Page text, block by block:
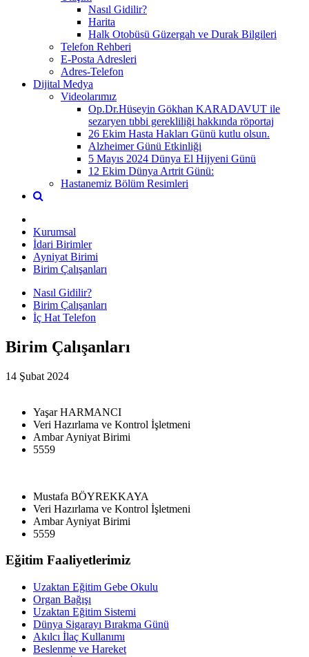
Nasıl Gidilir?
Harita
Halk Otobüsü Güzergah ve Durak Bilgileri
Telefon Rehberi
E-Posta Adresleri
Adres-Telefon
Dijital Medya
Videolarımız
Op.Dr.Hüseyin Gökhan KARADAVUT ile
sezaryen tıbbi gerekliliği hakkında röportaj
26 Ekim Hasta Hakları Günü kutlu olsun.
Alzheimer Günü Etkinliği
5 Mayıs 2024 Dünya El Hijyeni Günü
12 Ekim Dünya Artrit Günü:
Hastanemiz Bölüm Resimleri
Kurumsal
İdari Birimler
Ayniyat Birimi
Birim Çalışanları
Nasıl Gidilir?
Birim Çalışanları
İç Hat Telefon
Birim Çalışanları
14 Şubat 2024
Yaşar HARMANCI
Veri Hazırlama ve Kontrol İşletmeni
Ambar Ayniyat Birimi
5559
Mustafa BÖYREKKAYA
Veri Hazırlama ve Kontrol İşletmeni
Ambar Ayniyat Birimi
5559
Eğitim Faaliyetlerimiz
Uzaktan Eğitim Gebe Okulu
Organ Bağışı
Uzaktan Eğitim Sistemi
Dünya Sigarayı Bırakma Günü
Akılcı İlaç Kullanımı
Beslenme ve Hareket